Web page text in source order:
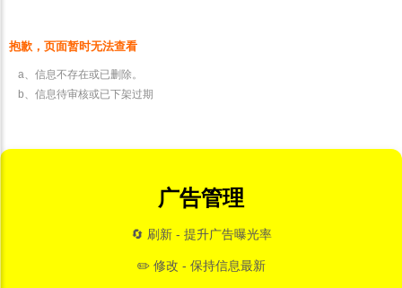
抱歉，页面暂时无法查看
a、信息不存在或已删除。
b、信息待审核或已下架过期
广告管理
🔄 刷新 - 提升广告曝光率
✏️ 修改 - 保持信息最新